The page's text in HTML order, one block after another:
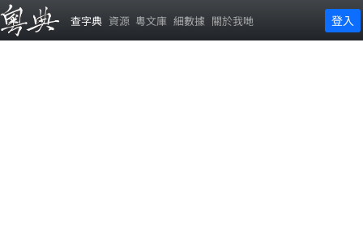
查字典 資源 粵文庫 細數據 關於我哋 登入